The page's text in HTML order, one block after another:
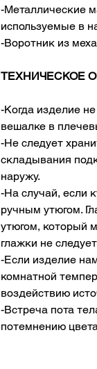
-Металлические
используемые в
-Воротник из
ТЕХНИЧЕСКОЕ
-Когда изделие не
вешалке в
-Не следует
складывания
наружу.
-На случай, если
ручным утюгом.
утюгом, который
глажки не
-Если изделие
комнатной
воздействию
-Встреча пота
потемнению